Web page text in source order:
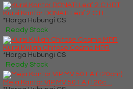
Kursi Kantor DONATI Leaf 2 C H....
*Harga Hubungi CS
Ready Stock
Kursi Kuliah Chitose Cosmo MPR
*Harga Hubungi CS
Ready Stock
Meja Kantor VIP MV 501 A (120c....